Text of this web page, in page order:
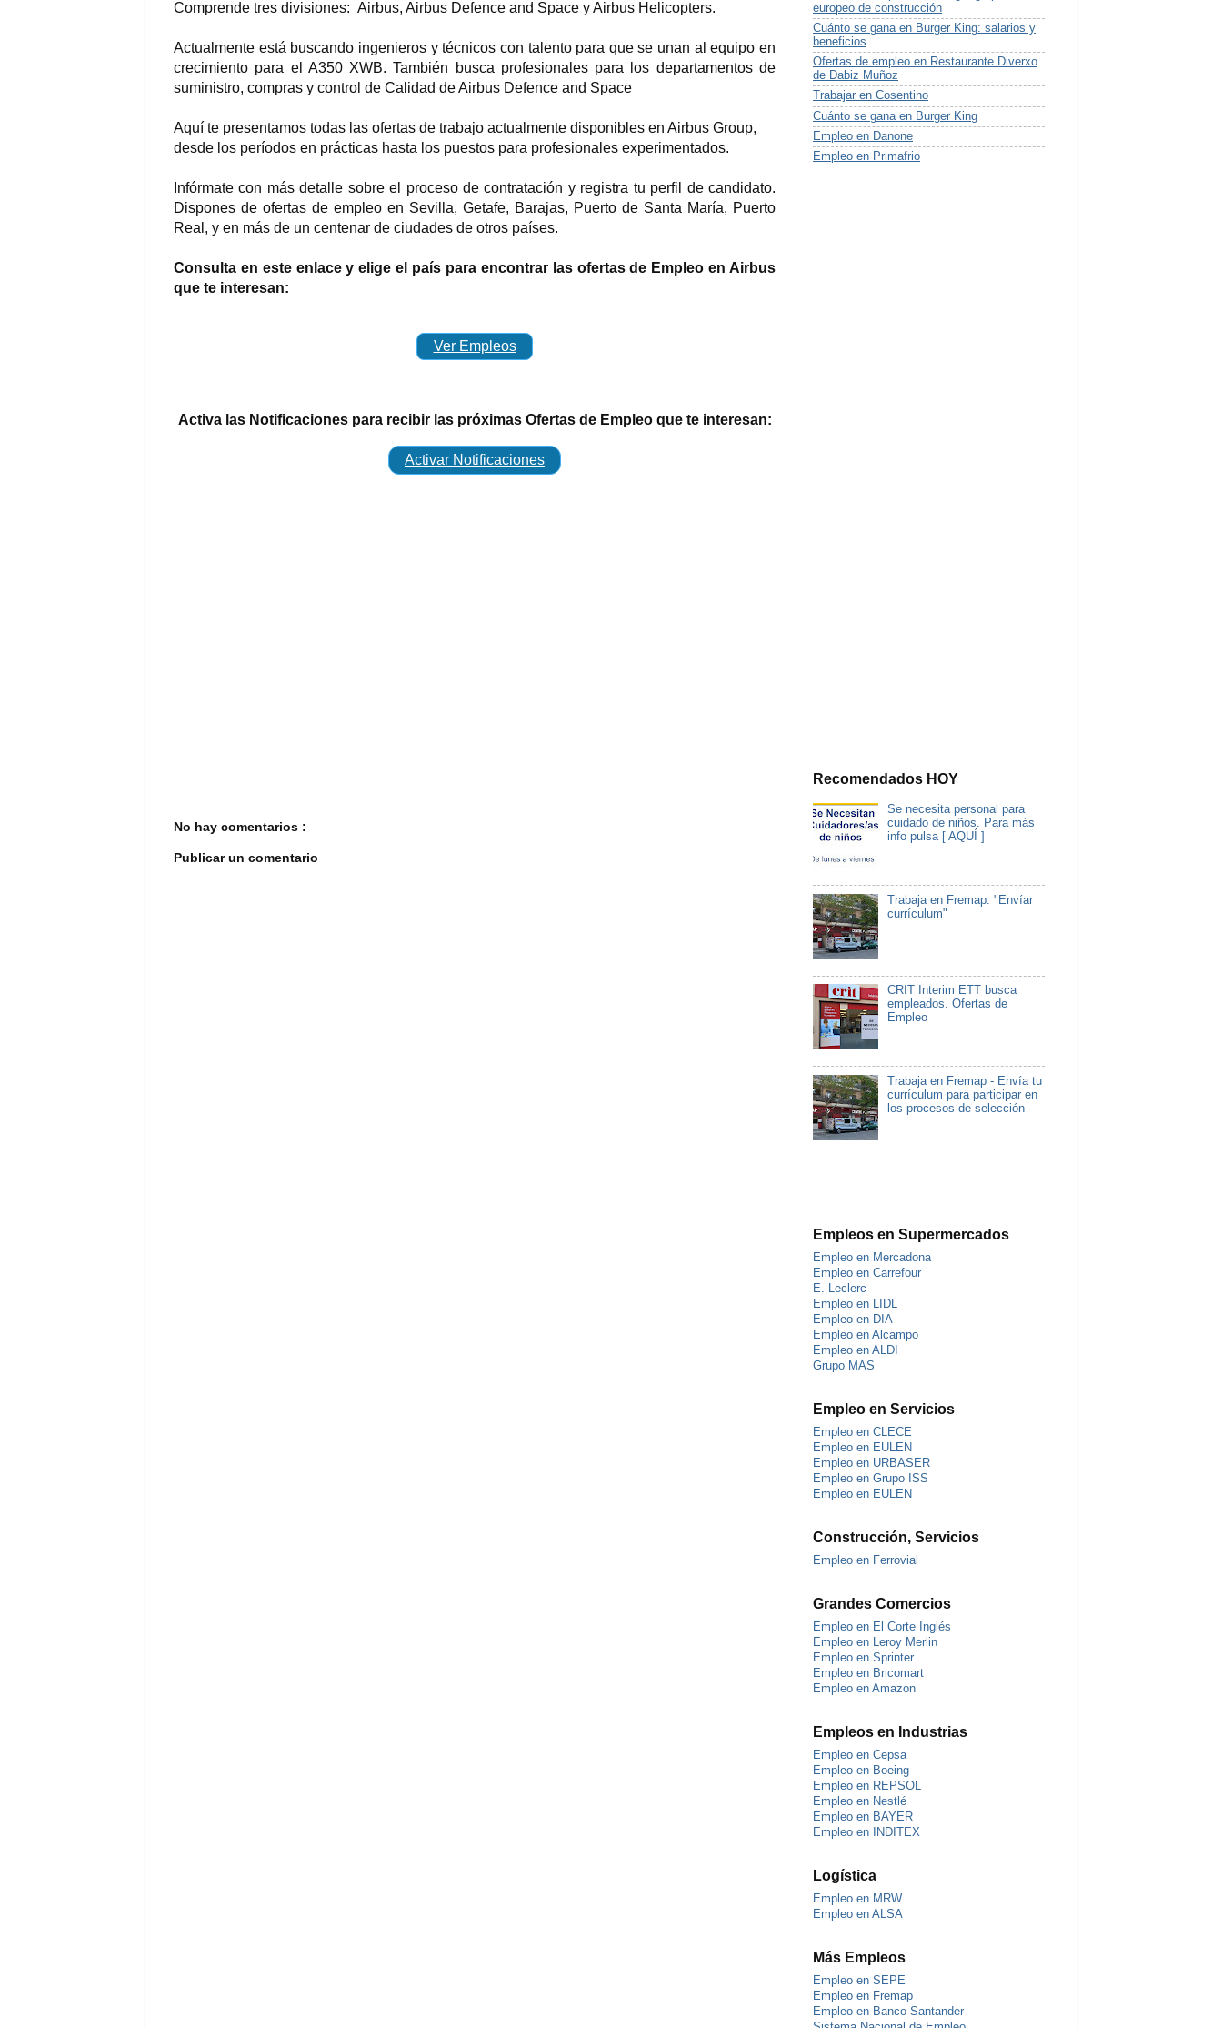
Comprende tres divisiones: Airbus, Airbus Defence and Space y Airbus Helicopters.
Actualmente está buscando ingenieros y técnicos con talento para que se unan al equipo en
crecimiento para el A350 XWB. También busca profesionales para los departamentos de
suministro, compras y control de Calidad de Airbus Defence and Space
Aquí te presentamos todas las ofertas de trabajo actualmente disponibles en Airbus Group,
desde los períodos en prácticas hasta los puestos para profesionales experimentados.
Infórmate con más detalle sobre el proceso de contratación y registra tu perfil de candidato.
Dispones de ofertas de empleo en Sevilla, Getafe, Barajas, Puerto de Santa María, Puerto
Real, y en más de un centenar de ciudades de otros países.
Consulta en este enlace y elige el país para encontrar las ofertas de Empleo en Airbus
que te interesan:
Ver Empleos
Activa las Notificaciones para recibir las próximas Ofertas de Empleo que te interesan:
Activar Notificaciones
No hay comentarios :
Publicar un comentario
europeo de construcción
Cuánto se gana en Burger King: salarios y
beneficios
Ofertas de empleo en Restaurante Diverxo
de Dabiz Muñoz
Trabajar en Cosentino
Cuánto se gana en Burger King
Empleo en Danone
Empleo en Primafrio
Recomendados HOY
Se necesita personal para
cuidado de niños. Para más
info pulsa [ AQUÍ ]
Trabaja en Fremap. "Envíar
currículum"
CRIT Interim ETT busca
empleados. Ofertas de
Empleo
Trabaja en Fremap - Envía tu
currículum para participar en
los procesos de selección
Empleos en Supermercados
Empleo en Mercadona
Empleo en Carrefour
E. Leclerc
Empleo en LIDL
Empleo en DIA
Empleo en Alcampo
Empleo en ALDI
Grupo MAS
Empleo en Servicios
Empleo en CLECE
Empleo en EULEN
Empleo en URBASER
Empleo en Grupo ISS
Empleo en EULEN
Construcción, Servicios
Empleo en Ferrovial
Grandes Comercios
Empleo en El Corte Inglés
Empleo en Leroy Merlin
Empleo en Sprinter
Empleo en Bricomart
Empleo en Amazon
Empleos en Industrias
Empleo en Cepsa
Empleo en Boeing
Empleo en REPSOL
Empleo en Nestlé
Empleo en BAYER
Empleo en INDITEX
Logística
Empleo en MRW
Empleo en ALSA
Más Empleos
Empleo en SEPE
Empleo en Fremap
Empleo en Banco Santander
Sistema Nacional de Empleo